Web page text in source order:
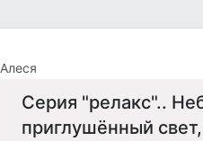
Алеся
Серия "релакс"..
приглушённый